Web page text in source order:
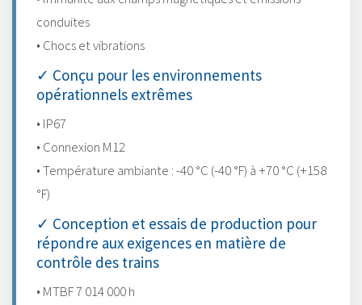
conduites
• Chocs et vibrations
✓ Conçu pour les environnements
opérationnels extrêmes
• IP67
• Connexion M12
• Température ambiante : -40 °C (-40 °F) à +70 °C (+158
°F)
✓ Conception et essais de production pour
répondre aux exigences en matière de
contrôle des trains
• MTBF 7 014 000 h